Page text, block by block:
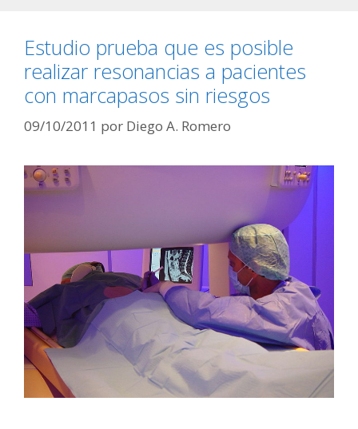
Estudio prueba que es posible
realizar resonancias a pacientes
con marcapasos sin riesgos
09/10/2011 por Diego A. Romero